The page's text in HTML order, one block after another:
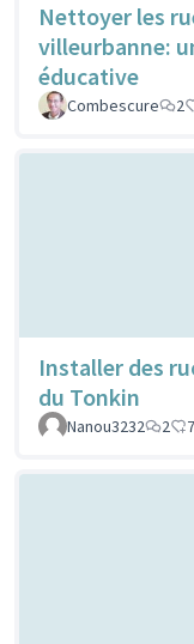
Nettoyer les
villeurbanne:
éducative
Combescure 2
Installer des
du Tonkin
Nanou3232
2 7